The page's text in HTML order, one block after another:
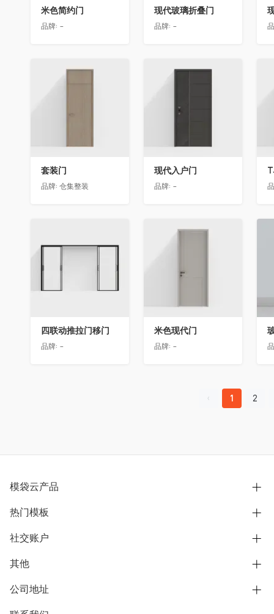
米色简约门
品牌: -
现代玻璃折叠门
品牌: -
收藏
套装门
品牌: 仓集整装
收藏
现代入户门
品牌: -
四联动推拉门移门
品牌: -
收藏
米色现代门
品牌: -
1 2
模袋云产品
别墅设计营销
模型协同展示分享
别墅社区
热门模板
欧式别墅
中式别墅
社交账户
B站
抖音
微信公众号
其他
用户服务协议
隐私政策
公司地址